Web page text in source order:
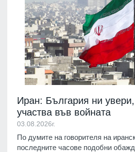
Иран: България ни
участва във войната
03.08.2026г.
По думите на говорителя на
последните часове подобни